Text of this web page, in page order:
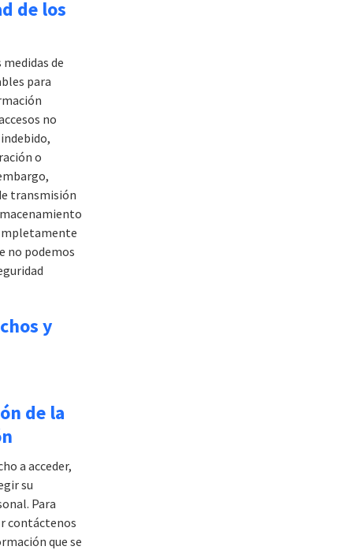
de los
de
para
no
o
transmisión
no podemos
y
de la
a acceder,
su
Para
contáctenos
que se